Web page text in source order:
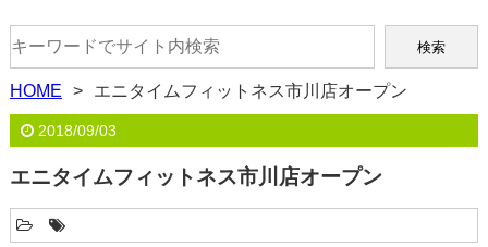
HOME エニタイムフィットネス市川店オープン
2018/09/03
エニタイムフィットネス市川店オープン